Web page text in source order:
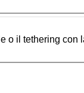
o il tethering con